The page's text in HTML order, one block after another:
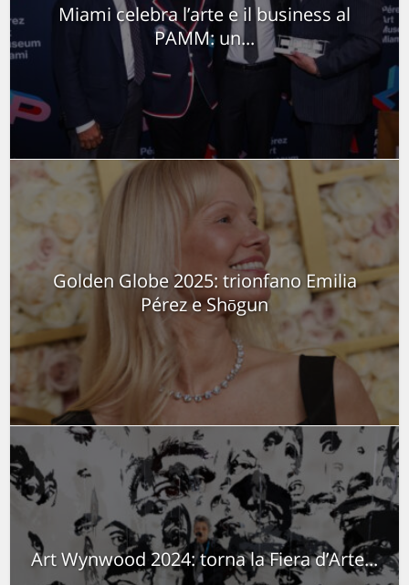
Miami celebra l’arte e il business al
PAMM: un...
Golden Globe 2025: trionfano Emilia
Pérez e Shōgun
Art Wynwood 2024: torna la Fiera d’Arte...